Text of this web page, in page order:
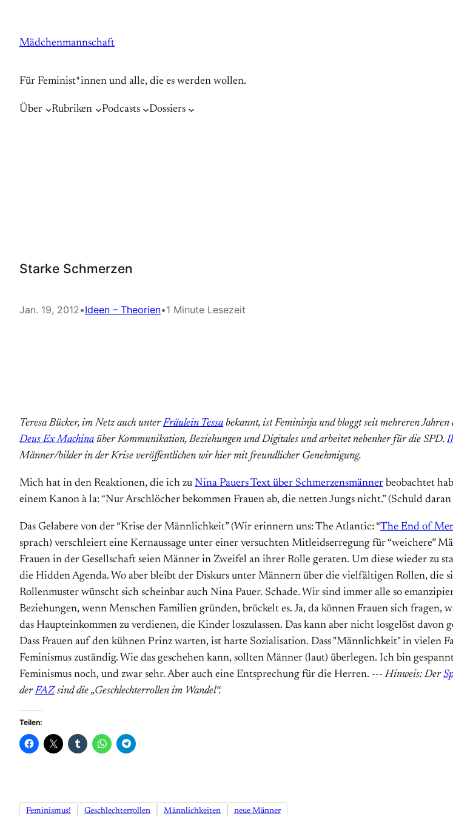
springen
Mädchenmannschaft
Für Feminist*innen und alle, die es werden wollen.
Über Rubriken Podcasts Dossiers
Starke Schmerzen
Jan. 19, 2012•Ideen – Theorien•1 Minute Lesezeit
Teresa Bücker, im Netz auch unterFräulein Tessa bekannt, ist Femininja und bloggt seit mehreren
Deus Ex Machina über Kommunikation, Beziehungen und Digitales und arbeitet nebenher für die SPD.
Männer/bilder in der Krise veröffentlichen wir hier mit freundlicher Genehmigung.
Mich hat in den Reaktionen, die ich zu Nina Pauers Text über Schmerzensmänner beobachtet
einem Kanon à la: “Nur Arschlöcher bekommen Frauen ab, die netten Jungs nicht.” (Schuld
Das Gelabere von der “Krise der Männlichkeit” (Wir erinnern uns: The Atlantic: “The End of
sprach) verschleiert eine Kernaussage unter einer versuchten Mitleidserregung für “weichere”
Frauen in der Gesellschaft seien Männer in Zweifel an ihrer Rolle geraten. Um diese wieder zu
die Hidden Agenda. Wo aber bleibt der Diskurs unter Männern über die vielfältigen Rollen, die
Rollenmuster wünscht sich scheinbar auch Nina Pauer. Schade. Wir sind immer alle so
Beziehungen, wenn Menschen Familien gründen, bröckelt es. Ja, da können Frauen sich
das Haupteinkommen zu verdienen, die Kinder loszulassen. Das kann aber nicht losgelöst
Dass Frauen auf den kühnen Prinz warten, ist harte Sozialisation. Dass "Männlichkeit" in
Feminismus zuständig. Wie das geschehen kann, sollten Männer (laut) überlegen. Ich bin
Feminismus noch, und zwar sehr. Aber auch eine Entsprechung für die Herren. --- Hinweis: Der
derFAZsind die „Geschlechterrollen im Wandel“.
Teilen:
Feminismus! Geschlechterrollen Männlichkeiten neue Männer